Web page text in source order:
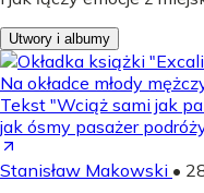
Utwory i albumy
Stanisław Makowski •